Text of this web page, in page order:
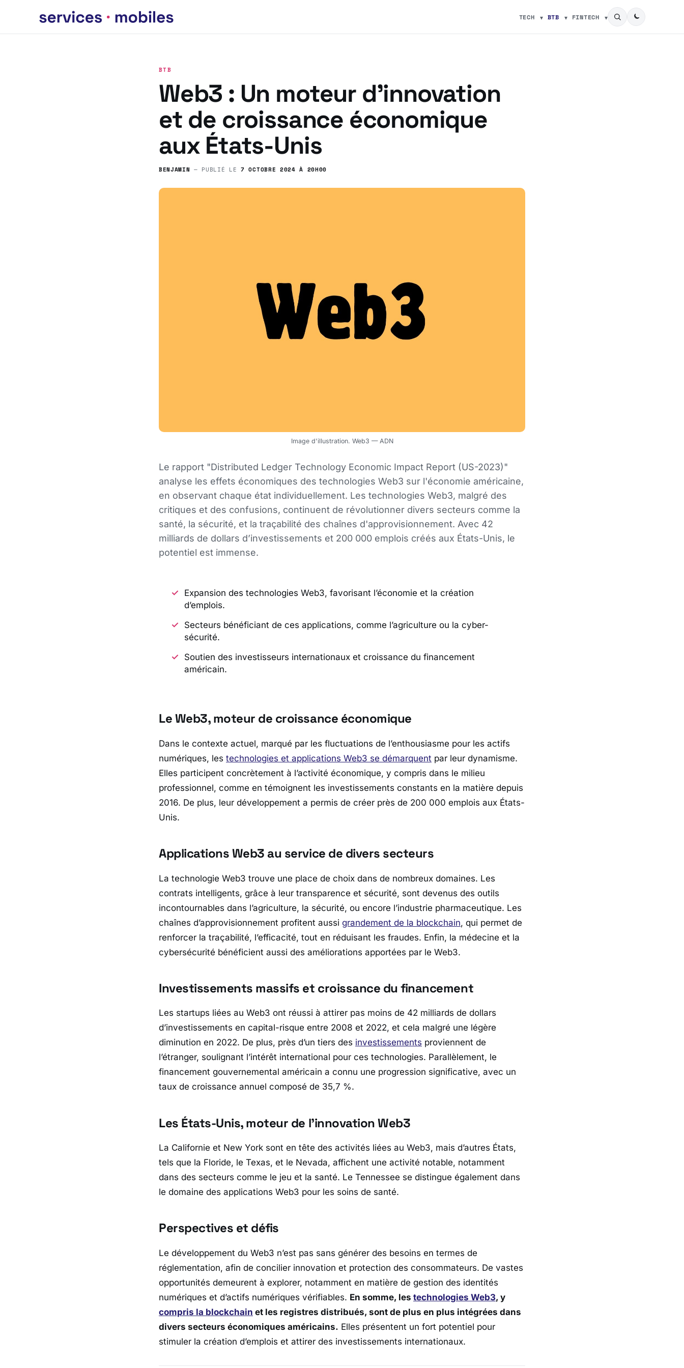
TECH BTB FINTECH
BTB
Web3 : Un moteur d’innovation
et de croissance économique
aux États-Unis
BENJAMIN — PUBLIÉ LE7 OCTOBRE 2024 À 20H00
Image d'illustration. Web3 — ADN
Le rapport "Distributed Ledger Technology Economic Impact Report (US-2023)"
analyse les effets économiques des technologies Web3 sur l'économie américaine,
en observant chaque état individuellement. Les technologies Web3, malgré des
critiques et des confusions, continuent de révolutionner divers secteurs comme la
santé, la sécurité, et la traçabilité des chaînes d'approvisionnement. Avec 42
milliards de dollars d’investissements et 200 000 emplois créés aux États-Unis, le
potentiel est immense.
Expansion des technologies Web3, favorisant l’économie et la création
d’emplois.
Secteurs bénéficiant de ces applications, comme l’agriculture ou la cyber-
sécurité.
Soutien des investisseurs internationaux et croissance du financement
américain.
Le Web3, moteur de croissance économique
Dans le contexte actuel, marqué par les fluctuations de l’enthousiasme pour les actifs
numériques, les technologies et applications Web3 se démarquent par leur dynamisme.
Elles participent concrètement à l’activité économique, y compris dans le milieu
professionnel, comme en témoignent les investissements constants en la matière depuis
2016. De plus, leur développement a permis de créer près de 200 000 emplois aux États-
Unis.
Applications Web3 au service de divers secteurs
La technologie Web3 trouve une place de choix dans de nombreux domaines. Les
contrats intelligents, grâce à leur transparence et sécurité, sont devenus des outils
incontournables dans l’agriculture, la sécurité, ou encore l’industrie pharmaceutique. Les
chaînes d’approvisionnement profitent aussi grandement de la blockchain, qui permet de
renforcer la traçabilité, l’efficacité, tout en réduisant les fraudes. Enfin, la médecine et la
cybersécurité bénéficient aussi des améliorations apportées par le Web3.
Investissements massifs et croissance du financement
Les startups liées au Web3 ont réussi à attirer pas moins de 42 milliards de dollars
d’investissements en capital-risque entre 2008 et 2022, et cela malgré une légère
diminution en 2022. De plus, près d’un tiers des investissements proviennent de
l’étranger, soulignant l’intérêt international pour ces technologies. Parallèlement, le
financement gouvernemental américain a connu une progression significative, avec un
taux de croissance annuel composé de 35,7 %.
Les États-Unis, moteur de l’innovation Web3
La Californie et New York sont en tête des activités liées au Web3, mais d’autres États,
tels que la Floride, le Texas, et le Nevada, affichent une activité notable, notamment
dans des secteurs comme le jeu et la santé. Le Tennessee se distingue également dans
le domaine des applications Web3 pour les soins de santé.
Perspectives et défis
Le développement du Web3 n’est pas sans générer des besoins en termes de
réglementation, afin de concilier innovation et protection des consommateurs. De vastes
opportunités demeurent à explorer, notamment en matière de gestion des identités
numériques et d’actifs numériques vérifiables. En somme, les technologies Web3, y
compris la blockchain et les registres distribués, sont de plus en plus intégrées dans
divers secteurs économiques américains. Elles présentent un fort potentiel pour
stimuler la création d’emplois et attirer des investissements internationaux.